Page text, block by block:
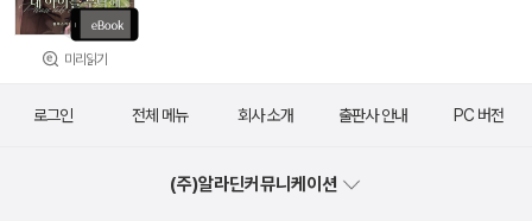
미리읽기
로그인 전체 메뉴 회사 소개 출판사 안내 PC 버전
(주)알라딘커뮤니케이션